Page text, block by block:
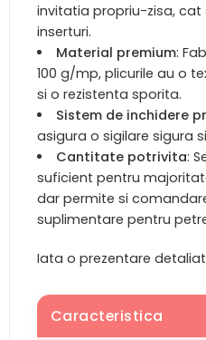
invitatia propriu-zisa, cat
inserturi.
Material premium:
100 g/mp, plicurile au o
si o rezistenta sporita.
Sistem de inchidere
asigura o sigilare sigura
Cantitate potrivita:
suficient pentru
dar permite si
suplimentare pentru
Iata o prezentare
Caracteristica